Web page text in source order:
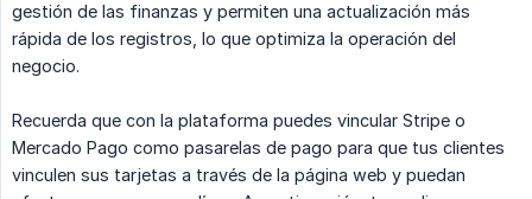
gestión de las finanzas y permiten una actualización más
rápida de los registros, lo que optimiza la operación del
negocio.
Recuerda que con la plataforma puedes vincular Stripe o
Mercado Pago como pasarelas de pago para que tus clientes
vinculen sus tarjetas a través de la página web y puedan